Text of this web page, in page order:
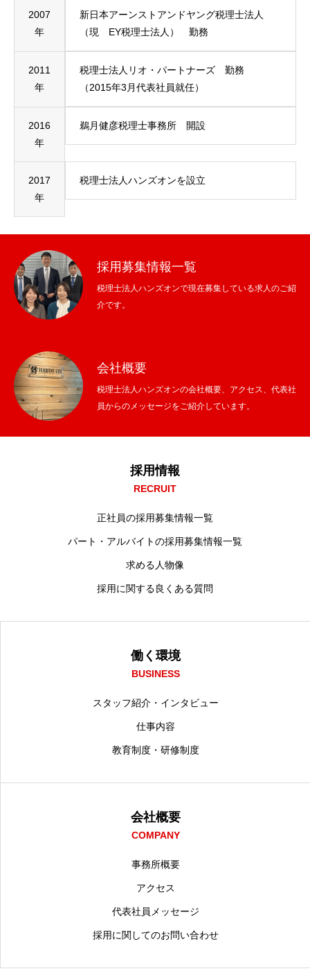
2007
年
新日本アーンストアンドヤング税理士法人
（現 EY税理士法人） 勤務
2011
年
税理士法人リオ・パートナーズ 勤務
（2015年3月代表社員就任）
2016
年
鵜月健彦税理士事務所 開設
2017
年
税理士法人ハンズオンを設立
採用募集情報一覧
税理士法人ハンズオンで現在募集している求人のご紹
介です。
会社概要
税理士法人ハンズオンの会社概要、アクセス、代表社
員からのメッセージをご紹介しています。
採用情報
RECRUIT
正社員の採用募集情報一覧
パート・アルバイトの採用募集情報一覧
求める人物像
採用に関する良くある質問
働く環境
BUSINESS
スタッフ紹介・インタビュー
仕事内容
教育制度・研修制度
会社概要
COMPANY
事務所概要
アクセス
代表社員メッセージ
採用に関してのお問い合わせ